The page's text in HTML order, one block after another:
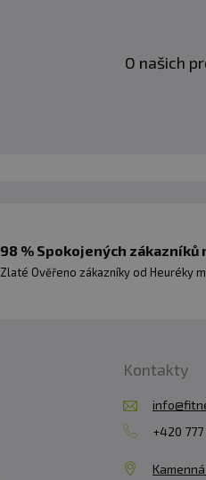
O našich
98 % Spokojených zákazníků
Zlaté Ověřeno zákazníky od Heuréky
Kontakty
+420